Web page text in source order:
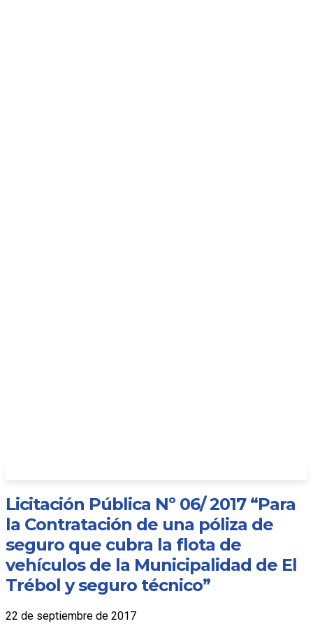
Licitación Pública Nº 06/ 2017 “Para
la Contratación de una póliza de
seguro que cubra la flota de
vehículos de la Municipalidad de El
Trébol y seguro técnico”
22 de septiembre de 2017